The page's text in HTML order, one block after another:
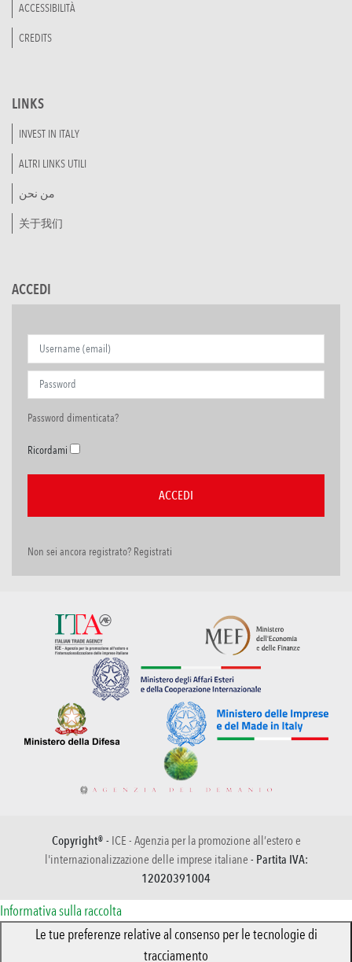
ACCESSIBILITÀ
CREDITS
LINKS
INVEST IN ITALY
ALTRI LINKS UTILI
من نحن
关于我们
ACCEDI
Password dimenticata?
Ricordami
Non sei ancora registrato? Registrati
Copyright® - ICE - Agenzia per la promozione all’estero e
l'internazionalizzazione delle imprese italiane - Partita IVA:
12020391004
Informativa sulla raccolta
Le tue preferenze relative al consenso per le tecnologie di
tracciamento